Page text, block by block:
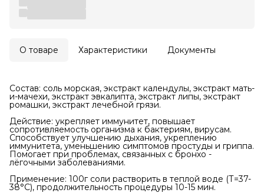
О товаре Характеристики Документы
Состав: соль морская, экстракт календулы, экстракт мать-
и-мачехи, экстракт эвкалипта, экстракт липы, экстракт
ромашки, экстракт лечебной грязи.
Действие: укрепляет иммунитет, повышает
сопротивляемость организма к бактериям, вирусам.
Способствует улучшению дыхания, укреплению
иммунитета, уменьшению симптомов простуды и гриппа.
Помогает при проблемах, связанных с бронхо -
лёгочными заболеваниями.
Применение: 100г соли растворить в теплой воде (Т=37-
38°С), продолжительность процедуры 10-15 мин.